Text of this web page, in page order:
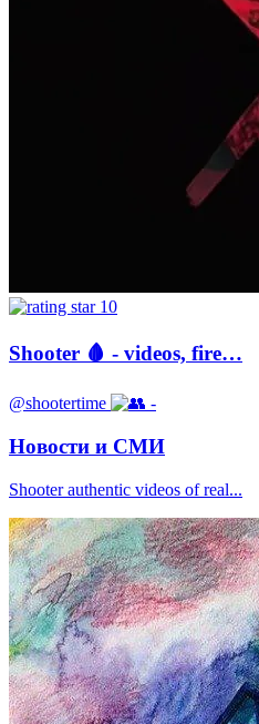
10
Shooter 🩸 - videos, fire…
@shootertime -
Новости и СМИ
Shooter authentic videos of real...